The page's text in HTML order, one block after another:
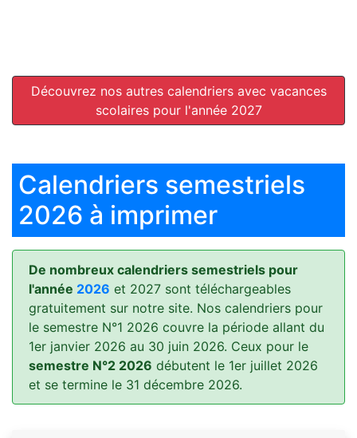
Découvrez nos autres calendriers avec vacances
scolaires pour l'année 2027
Calendriers semestriels
2026 à imprimer
De nombreux calendriers semestriels pour
l'année 2026 et 2027 sont téléchargeables
gratuitement sur notre site. Nos calendriers pour
le semestre N°1 2026 couvre la période allant du
1er janvier 2026 au 30 juin 2026. Ceux pour le
semestre N°2 2026 débutent le 1er juillet 2026
et se termine le 31 décembre 2026.